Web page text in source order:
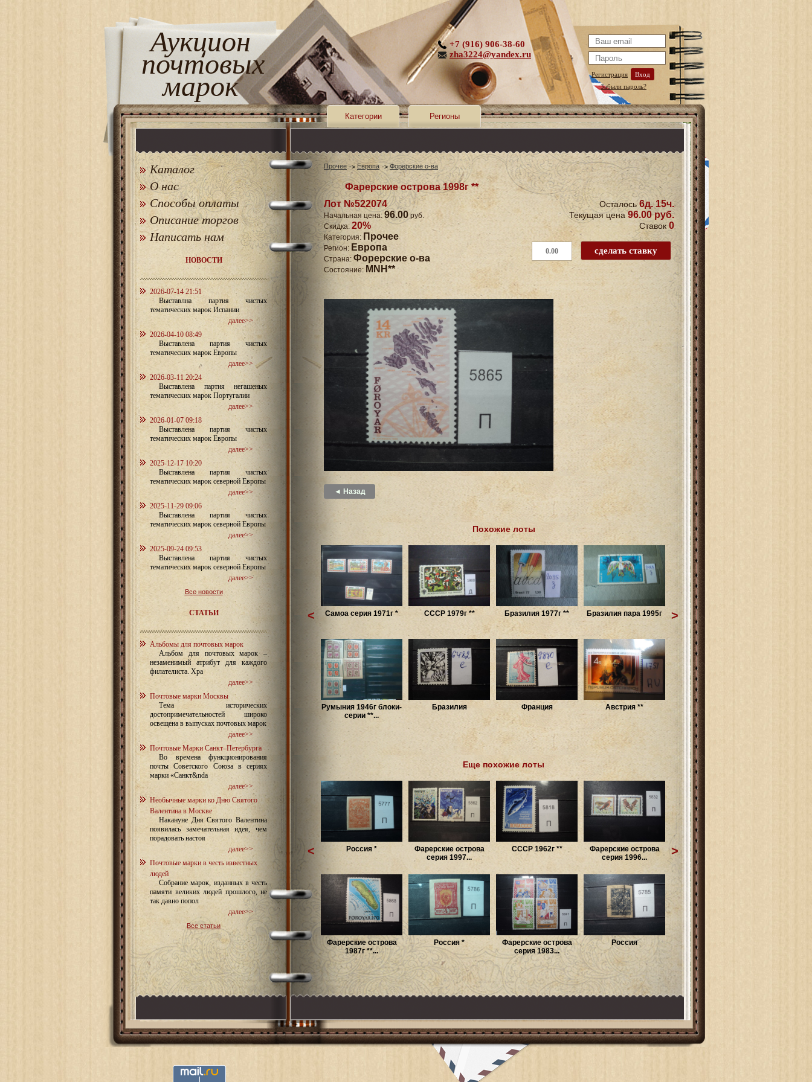
Аукцион
почтовых
марок Регистрация
Вход
Забыли пароль?
+7 (916) 906-38-60
zha3224@yandex.ru
Категории Регионы
Каталог
О нас
Способы оплаты
Описание торгов
Написать нам
НОВОСТИ
2026-07-14 21:51
Выставлна партия чистых
тематических марок Испании
далее>>
2026-04-10 08:49
Выставлена партия чистых
тематических марок Европы
далее>>
2026-03-11 20:24
Выставлена партия негашеных
тематических марок Португалии
далее>>
2026-01-07 09:18
Выставлена партия чистых
тематических марок Европы
далее>>
2025-12-17 10:20
Выставлена партия чистых
тематических марок северной Европы
далее>>
2025-11-29 09:06
Выставлена партия чистых
тематических марок северной Европы
далее>>
2025-09-24 09:53
Выставлена партия чистых
тематических марок северной Европы
далее>>
Все новости
СТАТЬИ
Альбомы для почтовых марок
Альбом для почтовых марок –
незаменимый атрибут для каждого
филателиста. Хра
далее>>
Почтовые марки Москвы
Тема исторических
достопримечательностей широко
освещена в выпусках почтовых марок
далее>>
Почтовые Марки Санкт–Петербурга
Во времена функционирования
почты Советского Союза в сериях
марки «Санкт&nda
далее>>
Необычные марки ко Дню Святого
Валентина в Москве
Накануне Дня Святого Валентина
появилась замечательная идея, чем
порадовать настоя
далее>>
Почтовые марки в честь известных
людей
Собрание марок, изданных в честь
памяти великих людей прошлого, не
так давно попол
далее>>
Все статьи
Прочее Европа Форерские о-ва
Фарерские острова 1998г **
Лот №522074
Начальная цена: 96.00руб.
Скидка: 20%
Категория: Прочее
Регион: Европа
Страна: Форерские о-ва
Состояние: MNH**
Осталось6д. 15ч.
Текущая цена 96.00 руб.
Ставок 0
◄ Назад
Похожие лоты
Самоа серия 1971г * СССР 1979г ** Бразилия 1977г ** Бразилия пара 1995г
Румыния 1946г блоки-
серии **...
Бразилия Франция Австрия **
< >
Еще похожие лоты
Россия *
Фарерские острова
серия 1997...
СССР 1962г **
Фарерские острова
серия 1996...
Фарерские острова
1987г **...
Россия *
Фарерские острова
серия 1983...
Россия
< >